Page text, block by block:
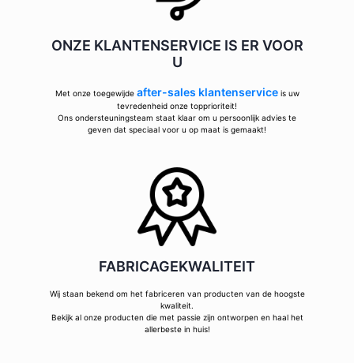
ONZE KLANTENSERVICE IS ER VOOR
U
Met onze toegewijde after-sales klantenserviceis uw
tevredenheid onze topprioriteit!
Ons ondersteuningsteam staat klaar om u persoonlijk advies te
geven dat speciaal voor u op maat is gemaakt!
FABRICAGEKWALITEIT
Wij staan bekend om het fabriceren van producten van de hoogste
kwaliteit.
Bekijk al onze producten die met passie zijn ontworpen en haal het
allerbeste in huis!